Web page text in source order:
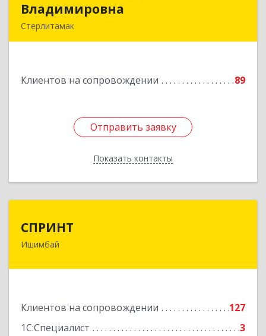
Владимировна
Стерлитамак
Клиентов на сопровождении 89
Отправить заявку
Показать контакты
Отправить заявку
Назад
СПРИНТ
Ишимбай
Клиентов на сопровождении
127
1С:Специалист
3
453201, Башкортостан Респ, Ишимбайский р-н,